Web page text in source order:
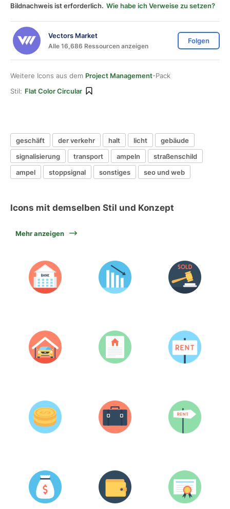
Bildnachweis ist erforderlich. Wie habe ich Verweise zu setzen?
Vectors Market
Alle 16,686 Ressourcen anzeigen
Folgen
Weitere Icons aus dem Project Management-Pack
Stil: Flat Color Circular
geschäft der verkehr halt licht
gebäude
signalisierung
transport ampeln
straßenschild
ampel
stoppsignal sonstiges seo und web
Icons mit demselben Stil und Konzept
Mehr anzeigen